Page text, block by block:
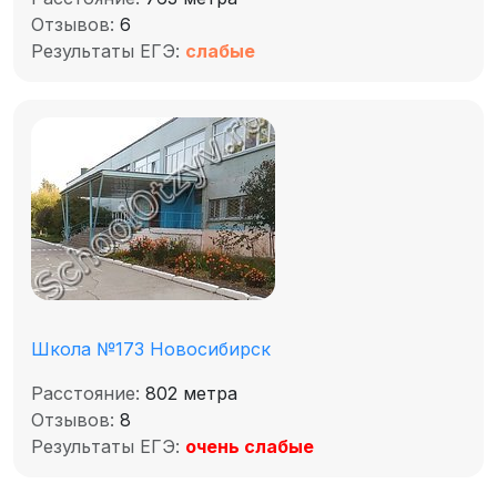
Отзывов: 6
Результаты ЕГЭ: слабые
Школа №173 Новосибирск
Расстояние: 802 метра
Отзывов: 8
Результаты ЕГЭ: очень слабые